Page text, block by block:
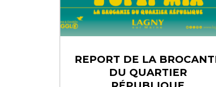
REPORT DE LA
DU QUARTIER